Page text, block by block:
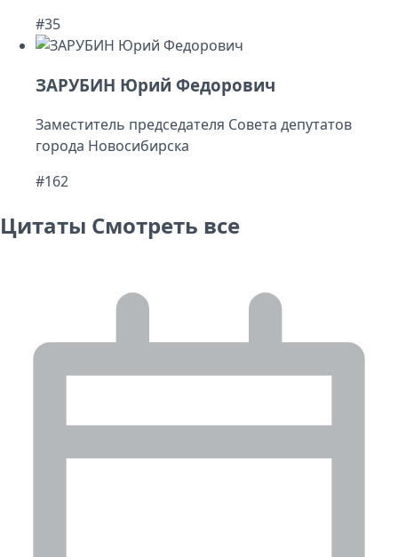
#35
ЗАРУБИН Юрий Федорович
Заместитель председателя Совета депутатов
города Новосибирска
#162
Цитаты Смотреть все